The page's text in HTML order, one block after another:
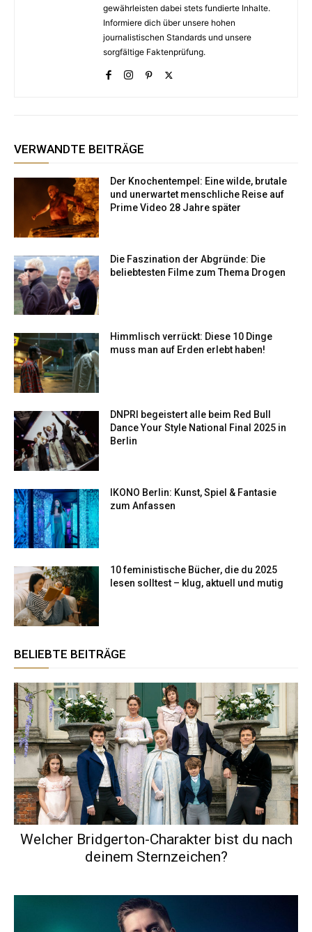
gewährleisten dabei stets fundierte Inhalte.
Informiere dich über unsere hohen
journalistischen Standards und unsere
sorgfältige Faktenprüfung.
VERWANDTE BEITRÄGE
Der Knochentempel: Eine wilde, brutale
und unerwartet menschliche Reise auf
Prime Video 28 Jahre später
Die Faszination der Abgründe: Die
beliebtesten Filme zum Thema Drogen
Himmlisch verrückt: Diese 10 Dinge
muss man auf Erden erlebt haben!
DNPRI begeistert alle beim Red Bull
Dance Your Style National Final 2025 in
Berlin
IKONO Berlin: Kunst, Spiel & Fantasie
zum Anfassen
10 feministische Bücher, die du 2025
lesen solltest – klug, aktuell und mutig
BELIEBTE BEITRÄGE
Welcher Bridgerton-Charakter bist du nach
deinem Sternzeichen?